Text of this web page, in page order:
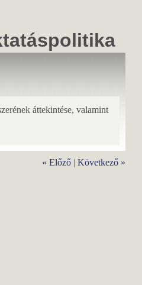
áttekintése, valamint
« Előző | Következő »